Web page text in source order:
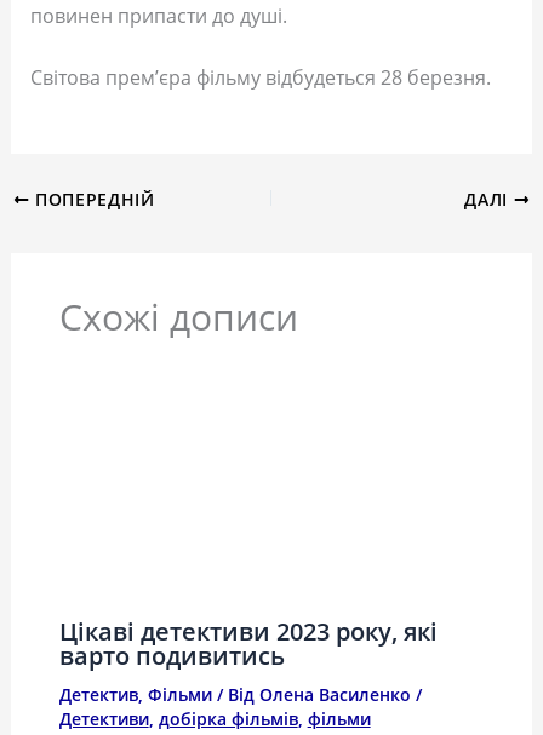
повинен припасти до душі.
Світова прем’єра фільму відбудеться 28 березня.
ПОПЕРЕДНІЙ ДАЛІ
Схожі дописи
Цікаві детективи 2023 року, які
варто подивитись
Детектив, Фільми/ Від Олена Василенко /
Детективи, добірка фільмів, фільми